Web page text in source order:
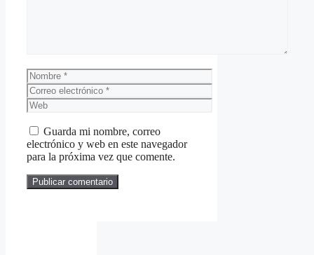
Nombre
Correo
electrónico
Web
Guarda mi nombre, correo
electrónico y web en este navegador
para la próxima vez que comente.